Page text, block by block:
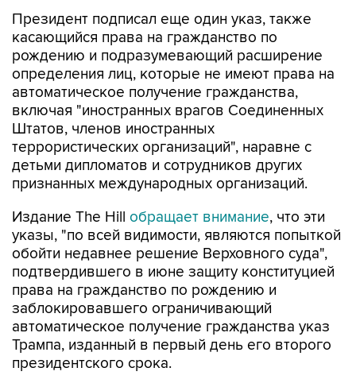
Президент подписал еще один указ, также
касающийся права на гражданство по
рождению и подразумевающий расширение
определения лиц, которые не имеют права на
автоматическое получение гражданства,
включая "иностранных врагов Соединенных
Штатов, членов иностранных
террористических организаций", наравне с
детьми дипломатов и сотрудников других
признанных международных организаций.
Издание The Hill обращает внимание, что эти
указы, "по всей видимости, являются попыткой
обойти недавнее решение Верховного суда",
подтвердившего в июне защиту конституцией
права на гражданство по рождению и
заблокировавшего ограничивающий
автоматическое получение гражданства указ
Трампа, изданный в первый день его второго
президентского срока.